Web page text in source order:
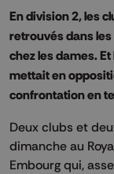
En division 2, les
retrouvés dans
chez les dames.
mettait en
confrontation en
Deux clubs et
dimanche au
Embourg qui,